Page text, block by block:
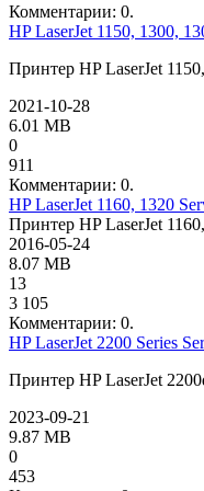
Комментарии: 0.
HP LaserJet 1150, 1300,
Принтер HP LaserJet
2021-10-28
6.01 MB
0
911
Комментарии: 0.
HP LaserJet 1160, 1320
Принтер HP LaserJet
2016-05-24
8.07 MB
13
3 105
Комментарии: 0.
HP LaserJet 2200 Series
Принтер HP LaserJet
2023-09-21
9.87 MB
0
453